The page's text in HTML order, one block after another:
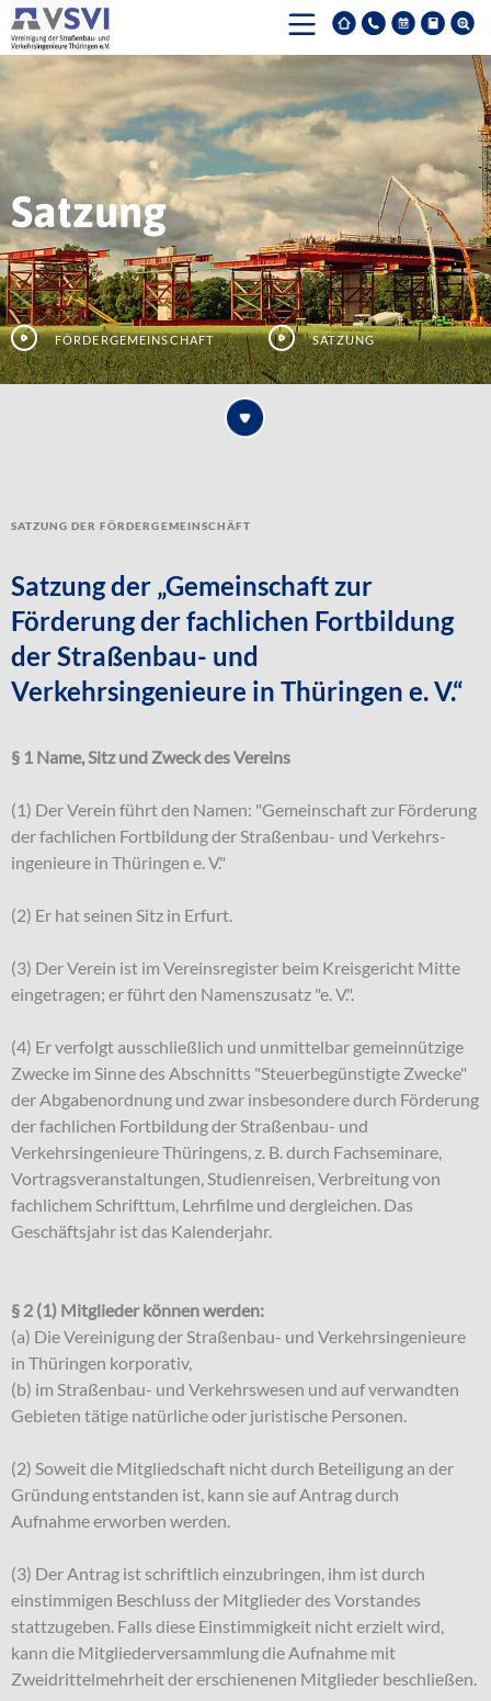
Satzung
Fördergemeinschaft Satzung
Satzung der Fördergemeinschäft
Satzung der „Gemeinschaft zur
Förderung der fachlichen Fortbildung
der Straßenbau- und
Verkehrsingenieure in Thüringen e. V.“
§ 1 Name, Sitz und Zweck des Vereins
(1) Der Verein führt den Namen: "Gemeinschaft zur Förderung
der fachlichen Fortbildung der Straßenbau- und Verkehrs-
ingenieure in Thüringen e. V."
(2) Er hat seinen Sitz in Erfurt.
(3) Der Verein ist im Vereinsregister beim Kreisgericht Mitte
eingetragen; er führt den Namenszusatz "e. V.".
(4) Er verfolgt ausschließlich und unmittelbar gemeinnützige
Zwecke im Sinne des Abschnitts "Steuerbegünstigte Zwecke"
der Abgabenordnung und zwar insbesondere durch Förderung
der fachlichen Fortbildung der Straßenbau- und
Verkehrsingenieure Thüringens, z. B. durch Fachseminare,
Vortragsveranstaltungen, Studienreisen, Verbreitung von
fachlichem Schrifttum, Lehrfilme und dergleichen. Das
Geschäftsjahr ist das Kalenderjahr.
§ 2 (1) Mitglieder können werden:
(a) Die Vereinigung der Straßenbau- und Verkehrsingenieure
in Thüringen korporativ,
(b) im Straßenbau- und Verkehrswesen und auf verwandten
Gebieten tätige natürliche oder juristische Personen.
(2) Soweit die Mitgliedschaft nicht durch Beteiligung an der
Gründung entstanden ist, kann sie auf Antrag durch
Aufnahme erworben werden.
(3) Der Antrag ist schriftlich einzubringen, ihm ist durch
einstimmigen Beschluss der Mitglieder des Vorstandes
stattzugeben. Falls diese Einstimmigkeit nicht erzielt wird,
kann die Mitgliederversammlung die Aufnahme mit
Zweidrittelmehrheit der erschienenen Mitglieder beschließen.